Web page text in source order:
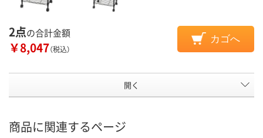
2点の合計金額
￥8,047（税込）
カゴへ
開く
商品に関連するページ